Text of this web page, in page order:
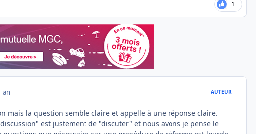
1
an AUTEUR
mais la question semble claire et appelle à une réponse claire.
est justement de "discuter" et nous avons je pense le